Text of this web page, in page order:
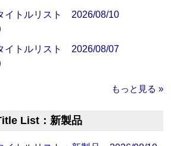
イトルリスト 2026/08/10
イトルリスト 2026/08/07
もっと見る »
List：新製品